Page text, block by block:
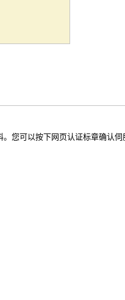
您可以按下网页认证标章确认伺